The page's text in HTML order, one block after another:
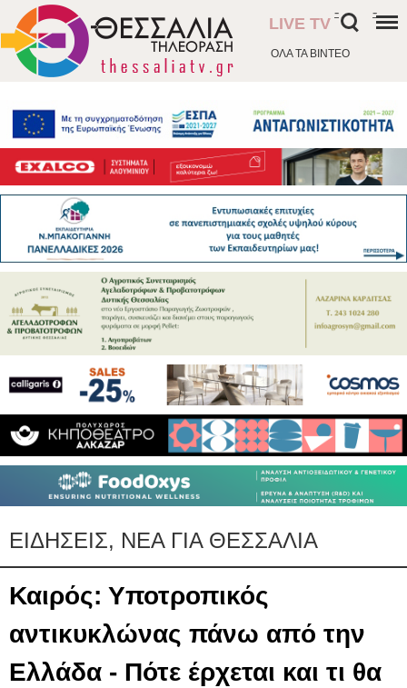
ΟΛΑ ΤΑ ΒΙΝΤΕΟ
LIVE TV
- -
ΕΙΔΗΣΕΙΣ, ΝΕΑ ΓΙΑ ΘΕΣΣΑΛΙΑ
Καιρός: Υποτροπικός
αντικυκλώνας πάνω από την
Ελλάδα - Πότε έρχεται και τι θα